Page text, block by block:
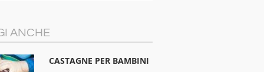
ANCHE
CASTAGNE PER BAMBINI